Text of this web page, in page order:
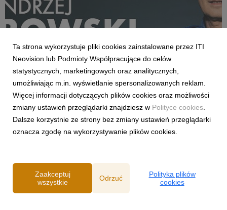
AKTUALNOŚCI
„Here We Go!” Andrzej Twarowski w CANAL+!
7 sierpnia 2025
Czas na prawdziwy hit naszego okna transferowego. Możemy
oficjalnie przekazać, że Andrzej Twarowski powraca do
zespołu redakcji sportowej CANAL+. Już od początku sezonu
Ta strona wykorzystuje pliki cookies zainstalowane przez ITI
Neovision lub Podmioty Współpracujące do celów
statystycznych, marketingowych oraz analitycznych,
umożliwiając m.in. wyświetlanie spersonalizowanych reklam.
Więcej informacji dotyczących plików cookies oraz możliwości
zmiany ustawień przeglądarki znajdziesz w Polityce cookies
Dalsze korzystnie ze strony bez zmiany ustawień przeglądarki
oznacza zgodę na wykorzystywanie plików cookies.
Zaakceptuj
wszystkie
Odrzuć
Polityka plików
cookies